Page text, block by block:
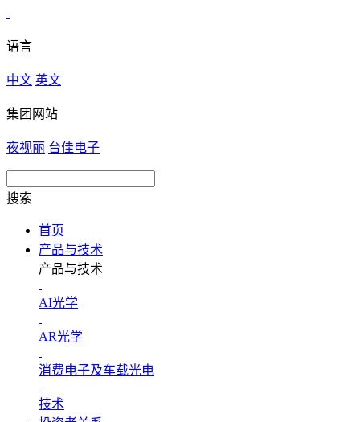
语言
中文 英文
集团网站
夜视丽 台佳电子
搜索
首页
产品与技术
产品与技术
AI光学
AR光学
消费电子及车载光电
技术